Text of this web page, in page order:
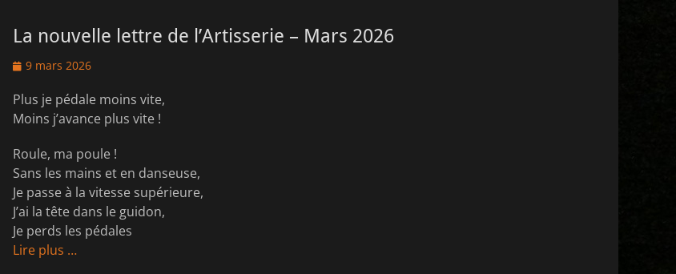
La nouvelle lettre de l’Artisserie – Mars 2026
Posted
9 mars 2026
Plus je pédale moins vite,
Moins j’avance plus vite !
Roule, ma poule !
Sans les mains et en danseuse,
Je passe à la vitesse supérieure,
J’ai la tête dans le guidon,
Je perds les pédales
Lire plus …